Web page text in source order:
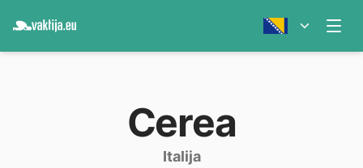
Cerea
Italija